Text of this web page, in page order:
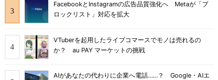
FacebookとInstagramの広告品質強化へ Metaが「ブ
ロックリスト」対応を拡大
VTuberを起用したライブコマースでモノは売れるの
か？ au PAY マーケットの挑戦
AIがあなたの代わりに企業へ電話……？ Google・AIエ